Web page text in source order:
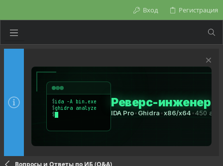
Вход Регистрация
Вопросы и Ответы по ИБ (Q&A)